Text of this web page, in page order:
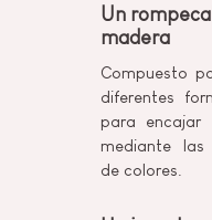
Un
madera
Compuesto
diferentes
para encajar
mediante las
de colores.